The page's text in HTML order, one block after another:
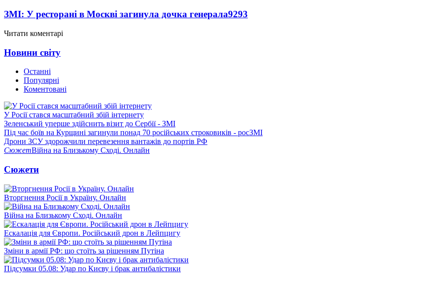
ЗМІ: У ресторані в Москві загинула дочка генерала9293
Читати коментарі
Новини світу
Останні
Популярні
Коментовані
У Росії стався масштабний збій інтернету
Зеленський уперше здійснить візит до Сербії - ЗМІ
Під час боїв на Курщині загинули понад 70 російських строковиків - росЗМІ
Дрони ЗСУ здорожчили перевезення вантажів до портів РФ
СюжетВійна на Близькому Сході. Онлайн
Сюжети
Вторгнення Росії в Україну. Онлайн
Війна на Близькому Сході. Онлайн
Ескалація для Європи. Російський дрон в Лейпцигу
Зміни в армії РФ: що стоїть за рішенням Путіна
Підсумки 05.08: Удар по Києву і брак антибалістики